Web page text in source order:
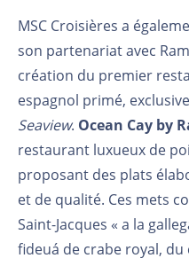
MSC Croisières a
son partenariat avec
création du premier
espagnol primé,
Seaview. Ocean Cay by
restaurant luxueux de
proposant des plats
et de qualité. Ces mets
Saint-Jacques « a la
fideuá de crabe royal,